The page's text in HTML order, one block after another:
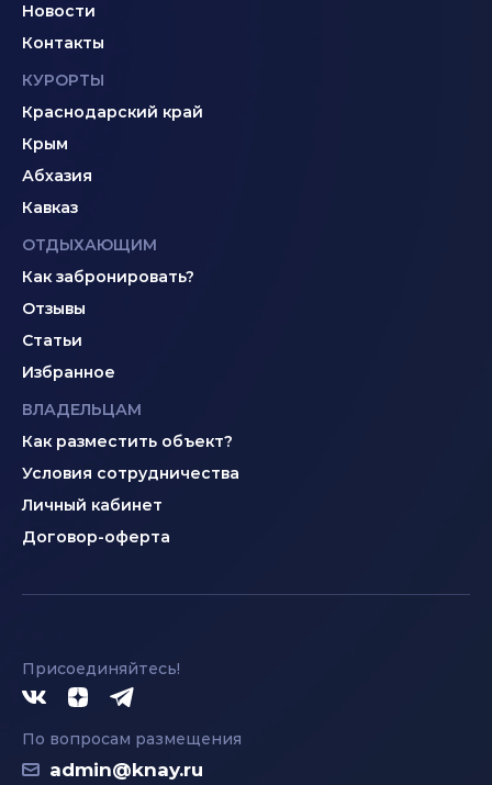
Новости
Контакты
КУРОРТЫ
Краснодарский край
Крым
Абхазия
Кавказ
ОТДЫХАЮЩИМ
Как забронировать?
Отзывы
Статьи
Избранное
ВЛАДЕЛЬЦАМ
Как разместить объект?
Условия сотрудничества
Личный кабинет
Договор-оферта
Присоединяйтесь!
По вопросам размещения
admin@knay.ru